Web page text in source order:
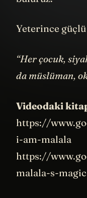
Yeterince
“Her çocuk,
da müslüman,
Videodaki
https://
i-am-malala
https://
malala-s-